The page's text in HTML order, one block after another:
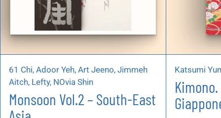
61 Chi, Adoor Yeh, Art Jeeno, Jimmeh
Aitch, Lefty, NOvia Shin
Monsoon Vol.2 – South-East
Katsumi